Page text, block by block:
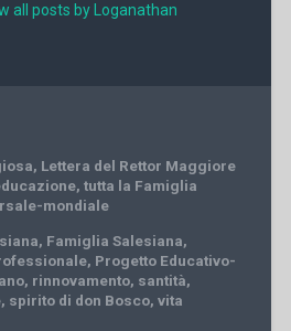
all posts by Loganathan
, Lettera del Rettor Maggiore
, tutta la Famiglia
mondiale
, Famiglia Salesiana,
, Progetto Educativo-
, rinnovamento, santità,
, spirito di don Bosco, vita